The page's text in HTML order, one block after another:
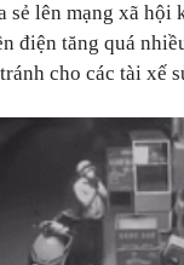
sẻ lên mạng xã hội
điện tăng quá
cho các tài xế